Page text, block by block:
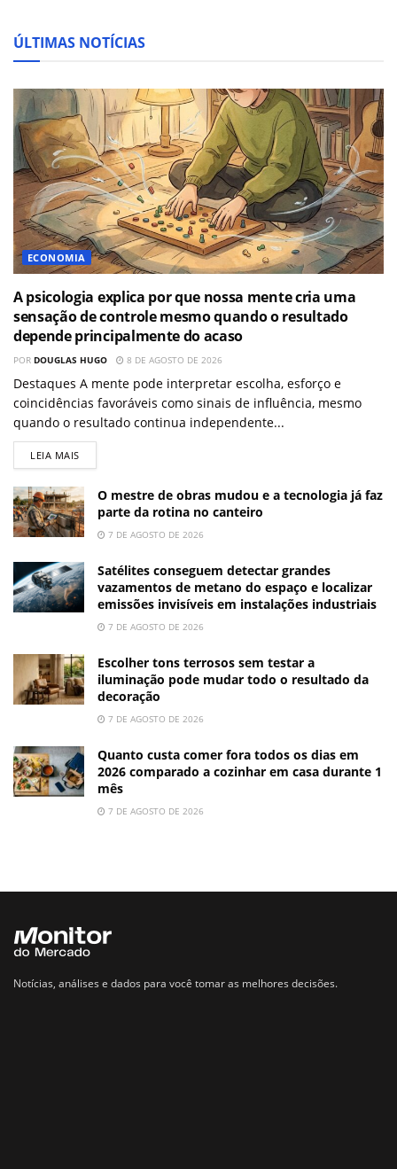
ÚLTIMAS NOTÍCIAS
ECONOMIA
A psicologia explica por que nossa mente cria uma
sensação de controle mesmo quando o resultado
depende principalmente do acaso
POR DOUGLAS HUGO 8 DE AGOSTO DE 2026
Destaques A mente pode interpretar escolha, esforço e
coincidências favoráveis como sinais de influência, mesmo
quando o resultado continua independente...
LEIA MAIS
O mestre de obras mudou e a tecnologia já faz
parte da rotina no canteiro
7 DE AGOSTO DE 2026
Satélites conseguem detectar grandes
vazamentos de metano do espaço e localizar
emissões invisíveis em instalações industriais
7 DE AGOSTO DE 2026
Escolher tons terrosos sem testar a
iluminação pode mudar todo o resultado da
decoração
7 DE AGOSTO DE 2026
Quanto custa comer fora todos os dias em
2026 comparado a cozinhar em casa durante 1
mês
7 DE AGOSTO DE 2026
Notícias, análises e dados para você tomar as melhores decisões.